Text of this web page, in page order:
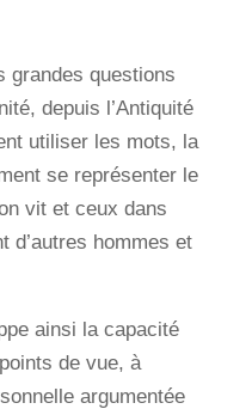
grandes questions
depuis l’Antiquité
utiliser les mots, la
se représenter le
vit et ceux dans
d’autres hommes et
ainsi la capacité
de vue, à
argumentée